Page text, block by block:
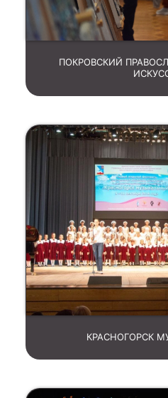
ПОКРОВСКИЙ
КРАСНОГОРСК